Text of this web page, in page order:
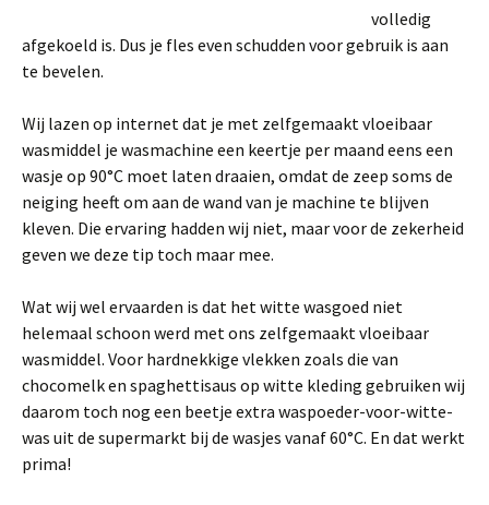
volledig
afgekoeld is. Dus je fles even schudden voor gebruik is aan
te bevelen.
Wij lazen op internet dat je met zelfgemaakt vloeibaar
wasmiddel je wasmachine een keertje per maand eens een
wasje op 90°C moet laten draaien, omdat de zeep soms de
neiging heeft om aan de wand van je machine te blijven
kleven. Die ervaring hadden wij niet, maar voor de zekerheid
geven we deze tip toch maar mee.
Wat wij wel ervaarden is dat het witte wasgoed niet
helemaal schoon werd met ons zelfgemaakt vloeibaar
wasmiddel. Voor hardnekkige vlekken zoals die van
chocomelk en spaghettisaus op witte kleding gebruiken wij
daarom toch nog een beetje extra waspoeder-voor-witte-
was uit de supermarkt bij de wasjes vanaf 60°C. En dat werkt
prima!